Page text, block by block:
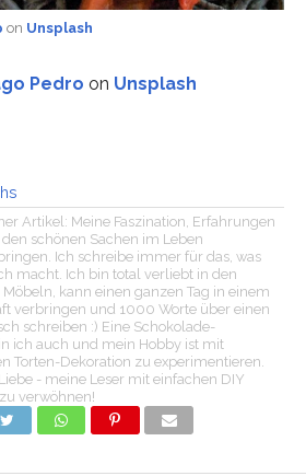
on Unsplash
Pedro on Unsplash
Artikel: Meine Faszination, Erfahrungen
schönen Sachen im Leben
Ich schreibe immer für das, was
macht. Ich bin total verliebt in den
kann einen ganzen Tag in einem
verbringen und 1000 Worte über einen
schreiben :) Eine Schokolade-
ich auch und mein Hobby ist mit
Torten-Dekoration zu experimentieren.
- meine Leser mit einfachen DIY
verwöhnen!